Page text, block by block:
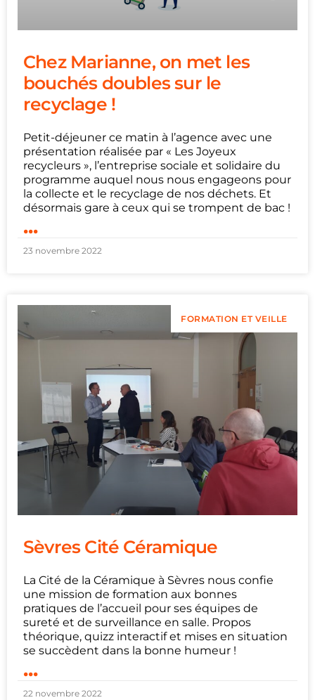
Chez Marianne, on met les
bouchés doubles sur le
recyclage !
Petit-déjeuner ce matin à l’agence avec une
présentation réalisée par « Les Joyeux
recycleurs », l’entreprise sociale et solidaire du
programme auquel nous nous engageons pour
la collecte et le recyclage de nos déchets. Et
désormais gare à ceux qui se trompent de bac !
...
23 novembre 2022
FORMATION ET VEILLE
Sèvres Cité Céramique
La Cité de la Céramique à Sèvres nous confie
une mission de formation aux bonnes
pratiques de l’accueil pour ses équipes de
sureté et de surveillance en salle. Propos
théorique, quizz interactif et mises en situation
se succèdent dans la bonne humeur !
...
22 novembre 2022